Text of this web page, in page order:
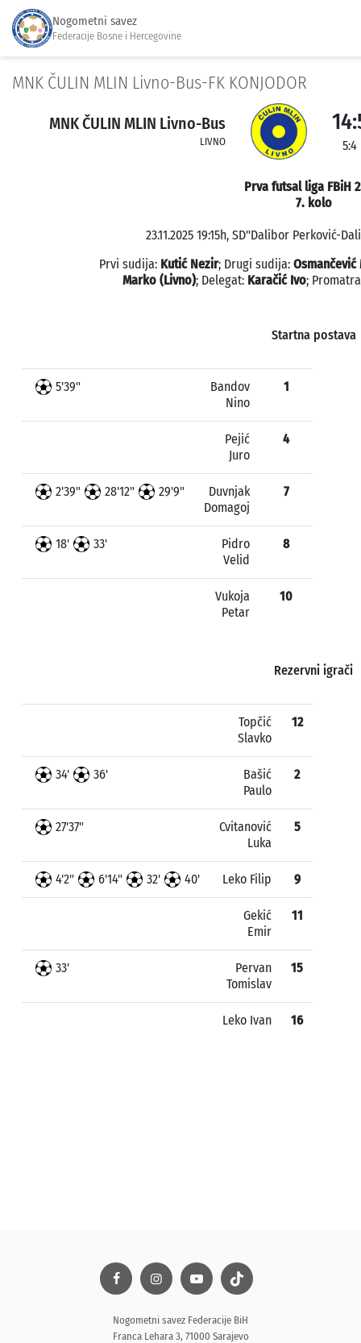
Nogometni savez
Federacije Bosne i Hercegovine
MNK ČULIN MLIN Livno-Bus-FK KONJODOR
MNK ČULIN MLIN Livno-Bus
LIVNO 5:4
Prva futsal liga FBiH
7. kolo
23.11.2025 19:15h, SD"Dalibor Perković-
Prvi sudija: Kutić Nezir; Drugi sudija:
Marko (Livno); Delegat: Karačić Ivo;
Startna postava
5'39"
Bandov
Nino
1
Pejić
Juro
4
2'39" 28'12" 29'9"
Duvnjak
Domagoj
7
18' 33'
Pidro
Velid
8
Vukoja
Petar
10
Rezervni igrači
Topčić
Slavko
12
34' 36'
Bašić
Paulo
2
27'37"
Cvitanović
Luka
5
4'2" 6'14" 32' 40' Leko Filip 9
Gekić
Emir
11
33'
Pervan
Tomislav
15
Leko Ivan 16
Nogometni savez Federacije BiH
Franca Lehara 3, 71000 Sarajevo